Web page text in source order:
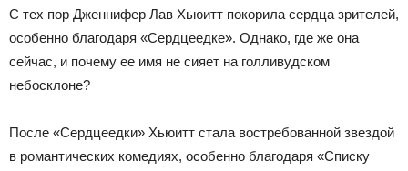
С тех пор Дженнифер Лав Хьюитт покорила сердца зрителей,
особенно благодаря «Сердцеедке». Однако, где же она
сейчас, и почему ее имя не сияет на голливудском
небосклоне?
После «Сердцеедки» Хьюитт стала востребованной звездой
в романтических комедиях, особенно благодаря «Списку